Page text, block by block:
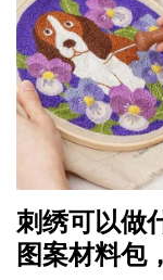
刺绣可以做
图案材料包